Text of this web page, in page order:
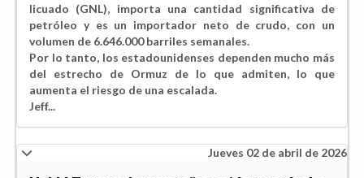
licuado (GNL), importa una cantidad significativa de
petróleo y es un importador neto de crudo, con un
volumen de 6.646.000 barriles semanales.
Por lo tanto, los estadounidenses dependen mucho más
del estrecho de Ormuz de lo que admiten, lo que
aumenta el riesgo de una escalada.
Jeff...
Jueves 02 de abril de 2026